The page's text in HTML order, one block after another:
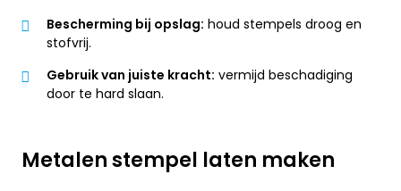
Bescherming bij opslag: houd stempels droog en
stofvrij.
Gebruik van juiste kracht: vermijd beschadiging
door te hard slaan.
Metalen stempel laten maken